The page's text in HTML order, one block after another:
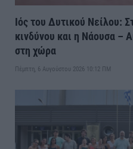
Ιός του Δυτικού Νείλου:
κινδύνου και η Νάουσα –
στη χώρα
Πέμπτη, 6 Αυγούστου 2026 10:12 ΠΜ